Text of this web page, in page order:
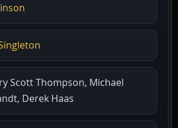
Scott Thompson, Michael
Derek Haas